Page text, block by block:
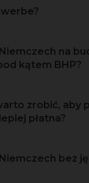
na
kątem BHP?
zrobić, aby
płatna?
bez